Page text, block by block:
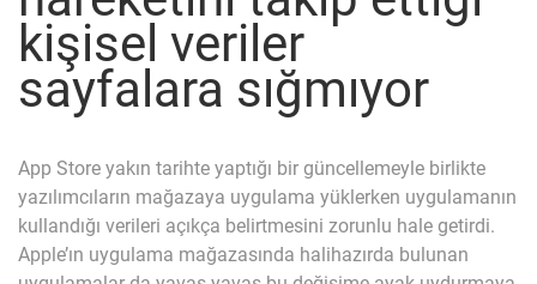
kişisel veriler
sayfalara sığmıyor
App Store yakın tarihte yaptığı bir güncellemeyle birlikte
yazılımcıların mağazaya uygulama yüklerken uygulamanın
kullandığı verileri açıkça belirtmesini zorunlu hale getirdi.
Apple’ın uygulama mağazasında halihazırda bulunan